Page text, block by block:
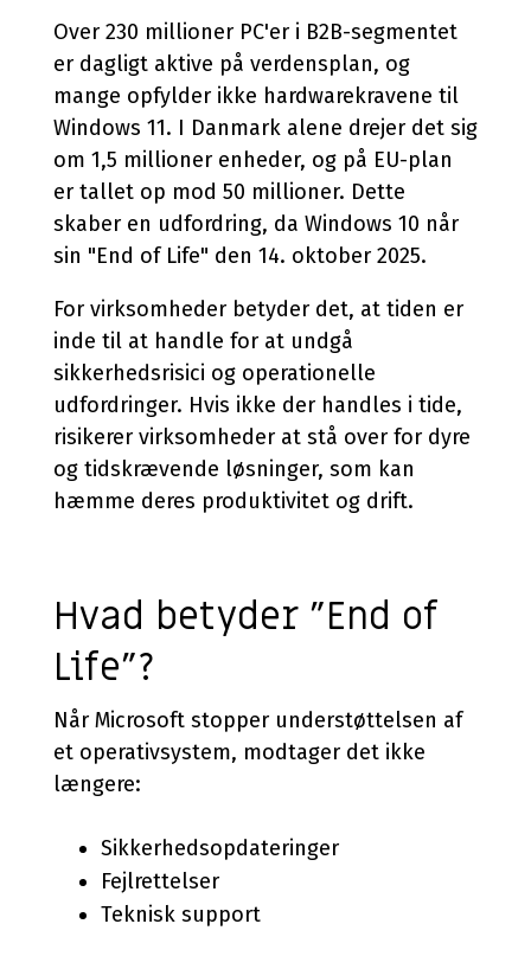
Cloud & Hosting Services
FutureForms
Database Managed Services
Consulting Services
Applikationsdrift og support
Zabbix
Hardware
Møderumsløsninger
Life Cycle Management
Bruttolønsordning
Microsoft 365 Cost Control
Copilot+
CO2-aftryk på IT
Microsoft 365 Management
AI
AI-video
Over 230 millioner PC'er i B2B-segmentet
er dagligt aktive på verdensplan, og
mange opfylder ikke hardwarekravene til
Windows 11. I Danmark alene drejer det sig
om 1,5 millioner enheder, og på EU-plan
er tallet op mod 50 millioner. Dette
skaber en udfordring, da Windows 10 når
sin "End of Life" den 14. oktober 2025.
For virksomheder betyder det, at tiden er
inde til at handle for at undgå
sikkerhedsrisici og operationelle
udfordringer. Hvis ikke der handles i tide,
risikerer virksomheder at stå over for dyre
og tidskrævende løsninger, som kan
hæmme deres produktivitet og drift.
Hvad betyder "End of
Life"?
Når Microsoft stopper understøttelsen af
et operativsystem, modtager det ikke
længere:
Sikkerhedsopdateringer
Fejlrettelser
Teknisk support